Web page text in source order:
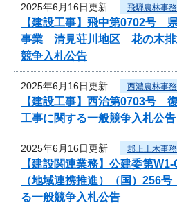
2025年6月16日更新 飛騨農林事
【建設工事】飛中第0702号
事業 清見荘川地区 花の木排
競争入札公告
2025年6月16日更新 西濃農林事
【建設工事】西治第0703号
工事に関する一般競争入札公告
2025年6月16日更新 郡上土木事
【建設関連業務】公建委第
（地域連携推進）（国）256
る一般競争入札公告